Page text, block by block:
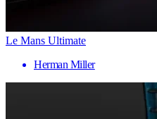
Le Mans Ultimate
Herman Miller